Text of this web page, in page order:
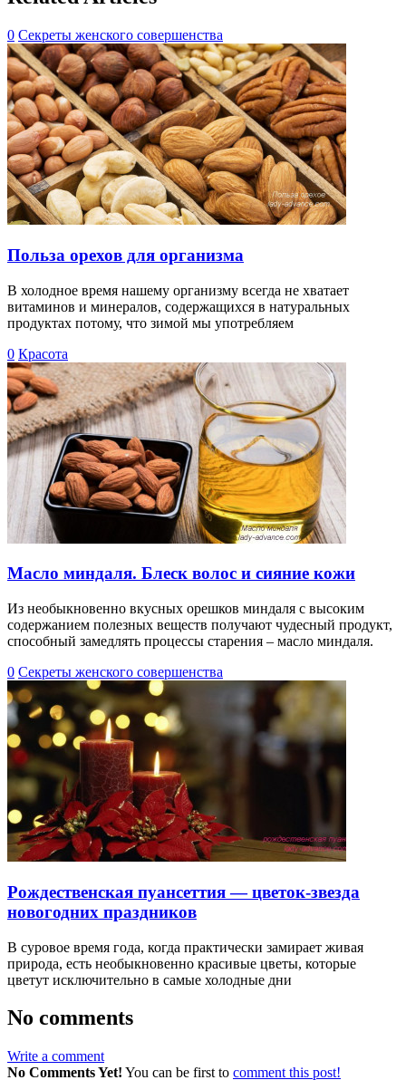
0 Секреты женского совершенства
Польза орехов для организма
В холодное время нашему организму всегда не хватает
витаминов и минералов, содержащихся в натуральных
продуктах потому, что зимой мы употребляем
0 Красота
Масло миндаля. Блеск волос и сияние кожи
Из необыкновенно вкусных орешков миндаля с высоким
содержанием полезных веществ получают чудесный продукт,
способный замедлять процессы старения – масло миндаля.
0 Секреты женского совершенства
Рождественская пуансеттия — цветок-звезда
новогодних праздников
В суровое время года, когда практически замирает живая
природа, есть необыкновенно красивые цветы, которые
цветут исключительно в самые холодные дни
No comments
Write a comment
No Comments Yet! You can be first to comment this post!